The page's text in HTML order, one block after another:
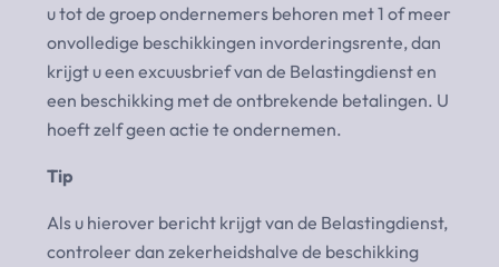
u tot de groep ondernemers behoren met 1 of meer
onvolledige beschikkingen invorderingsrente, dan
krijgt u een excuusbrief van de Belastingdienst en
een beschikking met de ontbrekende betalingen. U
hoeft zelf geen actie te ondernemen.
Tip
Als u hierover bericht krijgt van de Belastingdienst,
controleer dan zekerheidshalve de beschikking